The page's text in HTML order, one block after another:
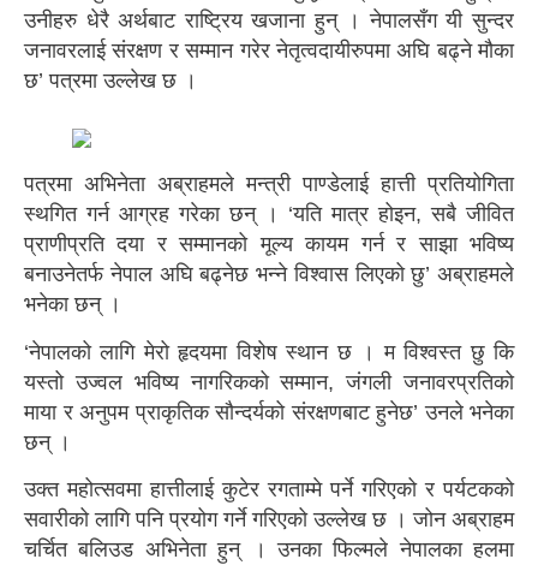
उनीहरु धेरै अर्थबाट राष्ट्रिय खजाना हुन् । नेपालसँग यी सुन्दर
जनावरलाई संरक्षण र सम्मान गरेर नेतृत्वदायीरुपमा अघि बढ्ने मौका
छ’ पत्रमा उल्लेख छ ।
पत्रमा अभिनेता अब्राहमले मन्त्री पाण्डेलाई हात्ती प्रतियोगिता
स्थगित गर्न आग्रह गरेका छन् । ‘यति मात्र होइन, सबै जीवित
प्राणीप्रति दया र सम्मानको मूल्य कायम गर्न र साझा भविष्य
बनाउनेतर्फ नेपाल अघि बढ्नेछ भन्ने विश्वास लिएको छु’ अब्राहमले
भनेका छन् ।
‘नेपालको लागि मेरो हृदयमा विशेष स्थान छ । म विश्वस्त छु कि
यस्तो उज्वल भविष्य नागरिकको सम्मान, जंगली जनावरप्रतिको
माया र अनुपम प्राकृतिक सौन्दर्यको संरक्षणबाट हुनेछ’ उनले भनेका
छन् ।
उक्त महोत्सवमा हात्तीलाई कुटेर रगताम्मे पर्ने गरिएको र पर्यटकको
सवारीको लागि पनि प्रयोग गर्ने गरिएको उल्लेख छ । जोन अब्राहम
चर्चित बलिउड अभिनेता हुन् । उनका फिल्मले नेपालका हलमा